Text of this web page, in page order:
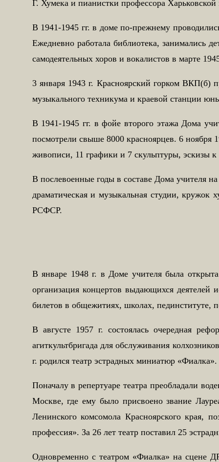
Г. Хумека и пианистки профессора
В 1941-1945 гг. в доме по-прежнему
Ежедневно работала библиотека, занимались
самодеятельных хоров и вокалистов в марте
3 января 1943 г. Красноярский горком ВКП(б)
музыкального техникума и краевой станции
В 1941-1945 гг. в фойе второго этажа Дома
посмотрели свыше 8000 красноярцев. 6
живописи, 11 графики и 7 скульптуры, эскизы
В послевоенные годы в составе Дома учителя
драматическая и музыкальная студии,
РСФСР.
В январе 1948 г. в Доме учителя была
организация концертов выдающихся
билетов в общежитиях, школах, пединституте,
В августе 1957 г. состоялась очередная
агиткультбригада для обслуживания
г. родился театр эстрадных миниатюр «Фиалка».
Поначалу в репертуаре театра преобладали
Москве, где ему было присвоено звание
Ленинского комсомола Красноярского края,
профессия». За 26 лет театр поставил 25
Одновременно с театром «Фиалка» на сцене